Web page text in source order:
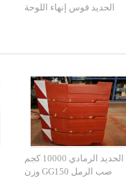
الحديد قوس إنهاء اللوحة
الحديد الرمادي 10000 كجم
صب الرمل GG150 وزن